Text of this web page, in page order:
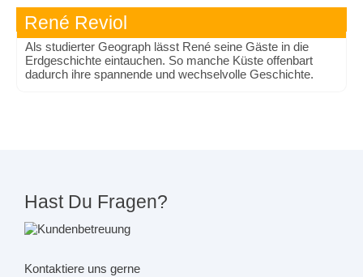
René Reviol
Als studierter Geograph lässt René seine Gäste in die
Erdgeschichte eintauchen. So manche Küste offenbart
dadurch ihre spannende und wechselvolle Geschichte.
Hast Du Fragen?
Kontaktiere uns gerne